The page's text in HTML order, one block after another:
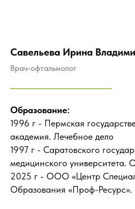
Савельева Ирина
Врач-офтальмолог
Образование:
1996 г - Пермская
академия. Лечебное дело
1997 г - Саратовского
медицинского университета.
2025 г - ООО «Центр
Образования «Проф-Ресурс».